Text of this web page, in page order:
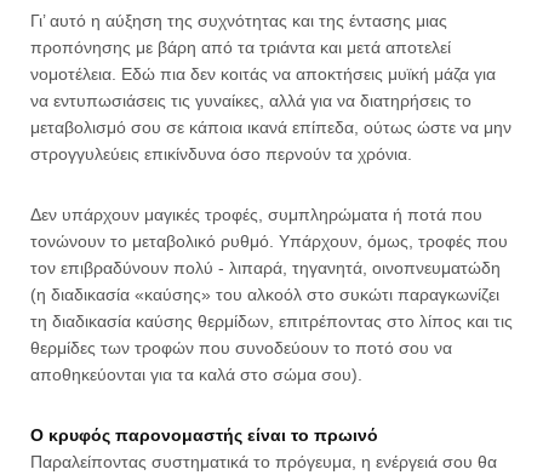
Γι’ αυτό η αύξηση της συχνότητας και της έντασης μιας
προπόνησης με βάρη από τα τριάντα και μετά αποτελεί
νομοτέλεια. Εδώ πια δεν κοιτάς να αποκτήσεις μυϊκή μάζα για
να εντυπωσιάσεις τις γυναίκες, αλλά για να διατηρήσεις το
μεταβολισμό σου σε κάποια ικανά επίπεδα, ούτως ώστε να μην
στρογγυλεύεις επικίνδυνα όσο περνούν τα χρόνια.
Δεν υπάρχουν μαγικές τροφές, συμπληρώματα ή ποτά που
τονώνουν το μεταβολικό ρυθμό. Υπάρχουν, όμως, τροφές που
τον επιβραδύνουν πολύ - λιπαρά, τηγανητά, οινοπνευματώδη
(η διαδικασία «καύσης» του αλκοόλ στο συκώτι παραγκωνίζει
τη διαδικασία καύσης θερμίδων, επιτρέποντας στο λίπος και τις
θερμίδες των τροφών που συνοδεύουν το ποτό σου να
αποθηκεύονται για τα καλά στο σώμα σου).
Ο κρυφός παρονομαστής είναι το πρωινό
Παραλείποντας συστηματικά το πρόγευμα, η ενέργειά σου θα